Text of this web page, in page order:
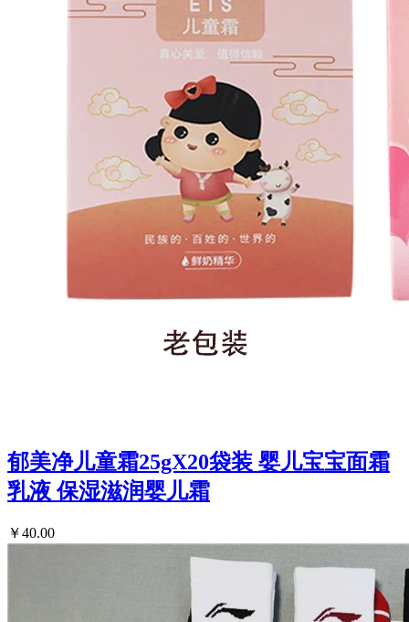
郁美净儿童霜25gX20袋装 婴儿宝宝面霜
乳液 保湿滋润婴儿霜
￥40.00